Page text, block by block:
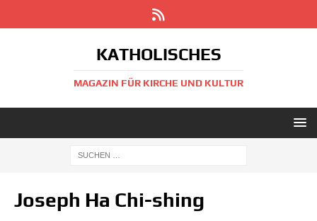
KATHOLISCHES
MAGAZIN FÜR KIRCHE UND KULTUR
Joseph Ha Chi-shing